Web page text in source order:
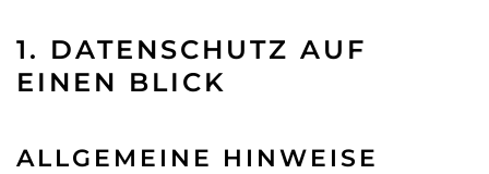
1. DATENSCHUTZ AUF
EINEN BLICK
ALLGEMEINE HINWEISE